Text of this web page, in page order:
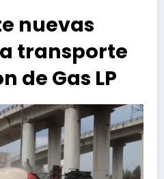
nuevas
transporte
de Gas LP